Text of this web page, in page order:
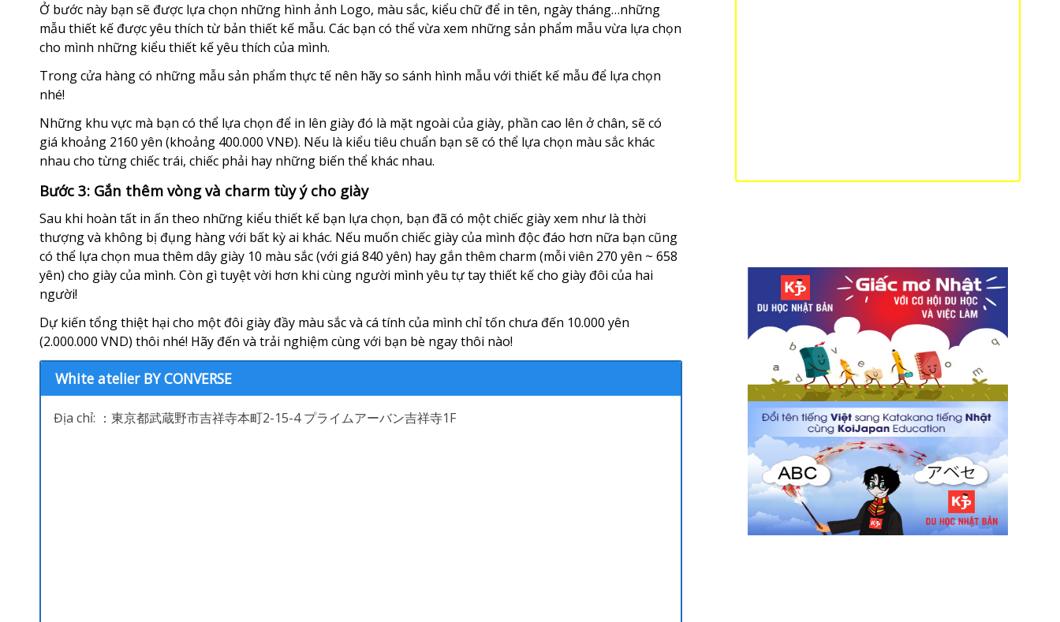
Ở bước này bạn sẽ được lựa chọn những hình ảnh Logo, màu sắc, kiểu chữ để in tên, ngày tháng…những
mẫu thiết kế được yêu thích từ bản thiết kế mẫu. Các bạn có thể vừa xem những sản phẩm mẫu vừa lựa chọn
cho mình những kiểu thiết kế yêu thích của mình.
Trong cửa hàng có những mẫu sản phẩm thực tế nên hãy so sánh hình mẫu với thiết kế mẫu để lựa chọn
nhé!
Những khu vực mà bạn có thể lựa chọn để in lên giày đó là mặt ngoài của giày, phần cao lên ở chân, sẽ có
giá khoảng 2160 yên (khoảng 400.000 VNĐ). Nếu là kiểu tiêu chuẩn bạn sẽ có thể lựa chọn màu sắc khác
nhau cho từng chiếc trái, chiếc phải hay những biến thể khác nhau.
Bước 3: Gắn thêm vòng và charm tùy ý cho giày
Sau khi hoàn tất in ấn theo những kiểu thiết kế bạn lựa chọn, bạn đã có một chiếc giày xem như là thời
thượng và không bị đụng hàng với bất kỳ ai khác. Nếu muốn chiếc giày của mình độc đáo hơn nữa bạn cũng
có thể lựa chọn mua thêm dây giày 10 màu sắc (với giá 840 yên) hay gắn thêm charm (mỗi viên 270 yên ~ 658
yên) cho giày của mình. Còn gì tuyệt vời hơn khi cùng người mình yêu tự tay thiết kế cho giày đôi của hai
người!
Dự kiến tổng thiệt hại cho một đôi giày đầy màu sắc và cá tính của mình chỉ tốn chưa đến 10.000 yên
(2.000.000 VND) thôi nhé! Hãy đến và trải nghiệm cùng với bạn bè ngay thôi nào!
White atelier BY CONVERSE
Địa chỉ: ：東京都武蔵野市吉祥寺本町2-15-4 プライムアーバン吉祥寺1F